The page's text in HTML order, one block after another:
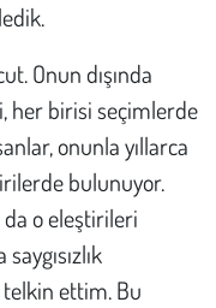
Onun dışında
her birisi seçimlerde
onunla yıllarca
bulunuyor.
o eleştirileri
telkin ettim. Bu